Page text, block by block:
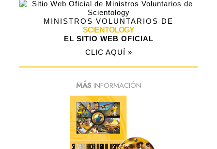
MINISTROS VOLUNTARIOS DE
SCIENTOLOGY
EL SITIO WEB OFICIAL
CLIC AQUÍ »
MÁSINFORMACIÓN